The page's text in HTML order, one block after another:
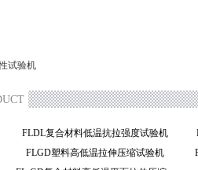
试验机
FLDL复合材料低温抗拉强度试验机
FLGD塑料高低温拉伸压缩试验机